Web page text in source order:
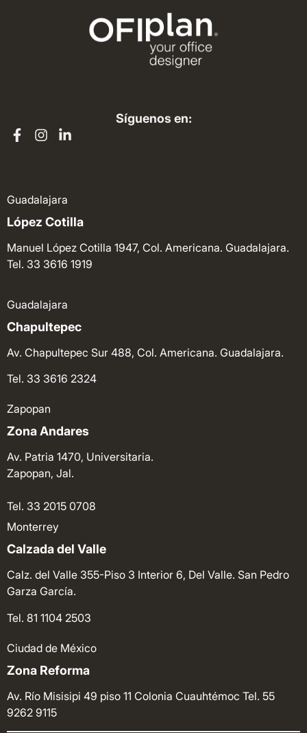
Síguenos en:
Guadalajara
López Cotilla
Manuel López Cotilla 1947, Col. Americana. Guadalajara.
Tel. 33 3616 1919
Guadalajara
Chapultepec
Av. Chapultepec Sur 488, Col. Americana. Guadalajara.
Tel. 33 3616 2324
Zapopan
Zona Andares
Av. Patria 1470, Universitaria.
Zapopan, Jal.
Tel. 33 2015 0708
Monterrey
Calzada del Valle
Calz. del Valle 355-Piso 3 Interior 6, Del Valle. San Pedro
Garza García.
Tel. 81 1104 2503
Ciudad de México
Zona Reforma
Av. Río Misisipi 49 piso 11 Colonia Cuauhtémoc Tel. 55
9262 9115